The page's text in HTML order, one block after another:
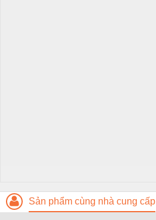
Sản phẩm cùng nhà cung cấp